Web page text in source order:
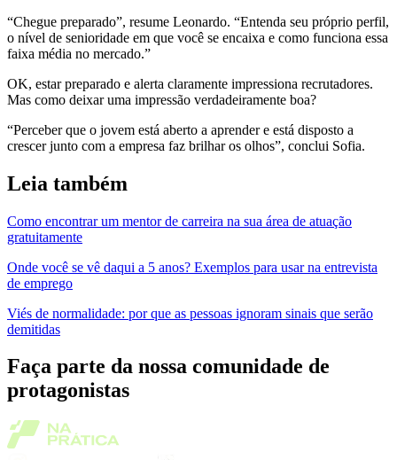
“Chegue preparado”, resume Leonardo. “Entenda seu próprio perfil,
o nível de senioridade em que você se encaixa e como funciona essa
faixa média no mercado.”
OK, estar preparado e alerta claramente impressiona recrutadores.
Mas como deixar uma impressão verdadeiramente boa?
“Perceber que o jovem está aberto a aprender e está disposto a
crescer junto com a empresa faz brilhar os olhos”, conclui Sofia.
Leia também
Como encontrar um mentor de carreira na sua área de atuação
gratuitamente
Onde você se vê daqui a 5 anos? Exemplos para usar na entrevista
de emprego
Viés de normalidade: por que as pessoas ignoram sinais que serão
demitidas
Faça parte da nossa comunidade de
protagonistas